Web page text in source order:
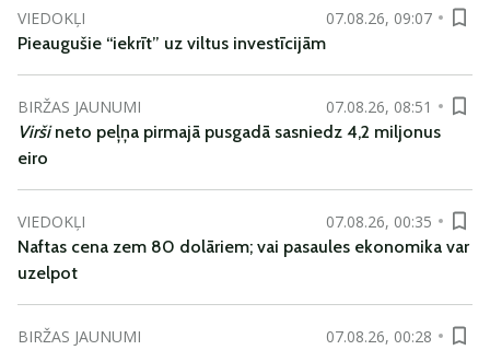
VIEDOKĻI
07.08.26, 09:07
Pieaugušie “iekrīt” uz viltus investīcijām
BIRŽAS JAUNUMI
07.08.26, 08:51
Viršineto peļņa pirmajā pusgadā sasniedz 4,2 miljonus
eiro
VIEDOKĻI
07.08.26, 00:35
Naftas cena zem 80 dolāriem; vai pasaules ekonomika var
uzelpot
BIRŽAS JAUNUMI
07.08.26, 00:28